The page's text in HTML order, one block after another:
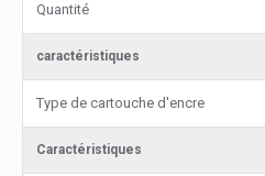
Quantité
caractéristiques
Type de cartouche d'encre
Caractéristiques